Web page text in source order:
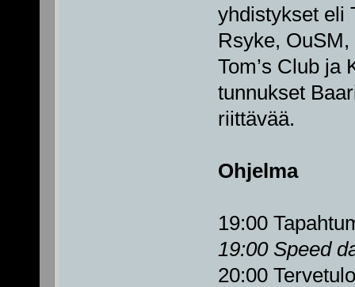
yhdistykset eli
Rsyke,
Tom’s Club ja
tunnukset
riittävää.
Ohjelma
19:00
19:00 Speed
20:00